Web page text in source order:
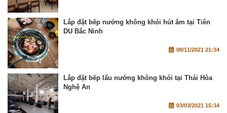
Lắp đặt bếp nướng không khói hút âm tại Tiên
DU Bắc Ninh
08/11/2021 21:34
Lắp đặt bếp lẩu nướng không khói tại Thái Hòa
Nghệ An
03/03/2021 15:34